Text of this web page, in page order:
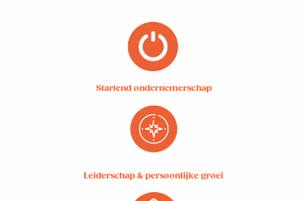
Startend ondernemerschap
Leiderschap & persoonlijke groei